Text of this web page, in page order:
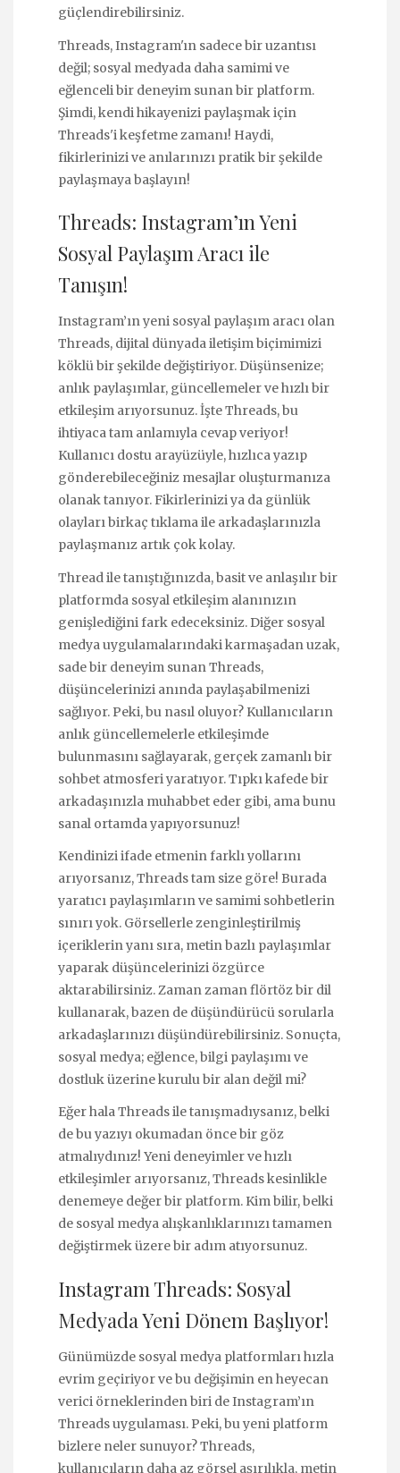
güçlendirebilirsiniz.
Threads, Instagram'ın sadece bir uzantısı
değil; sosyal medyada daha samimi ve
eğlenceli bir deneyim sunan bir platform.
Şimdi, kendi hikayenizi paylaşmak için
Threads'i keşfetme zamanı! Haydi,
fikirlerinizi ve anılarınızı pratik bir şekilde
paylaşmaya başlayın!
Threads: Instagram’ın Yeni
Sosyal Paylaşım Aracı ile
Tanışın!
Instagram’ın yeni sosyal paylaşım aracı olan
Threads, dijital dünyada iletişim biçimimizi
köklü bir şekilde değiştiriyor. Düşünsenize;
anlık paylaşımlar, güncellemeler ve hızlı bir
etkileşim arıyorsunuz. İşte Threads, bu
ihtiyaca tam anlamıyla cevap veriyor!
Kullanıcı dostu arayüzüyle, hızlıca yazıp
gönderebileceğiniz mesajlar oluşturmanıza
olanak tanıyor. Fikirlerinizi ya da günlük
olayları birkaç tıklama ile arkadaşlarınızla
paylaşmanız artık çok kolay.
Thread ile tanıştığınızda, basit ve anlaşılır bir
platformda sosyal etkileşim alanınızın
genişlediğini fark edeceksiniz. Diğer sosyal
medya uygulamalarındaki karmaşadan uzak,
sade bir deneyim sunan Threads,
düşüncelerinizi anında paylaşabilmenizi
sağlıyor. Peki, bu nasıl oluyor? Kullanıcıların
anlık güncellemelerle etkileşimde
bulunmasını sağlayarak, gerçek zamanlı bir
sohbet atmosferi yaratıyor. Tıpkı kafede bir
arkadaşınızla muhabbet eder gibi, ama bunu
sanal ortamda yapıyorsunuz!
Kendinizi ifade etmenin farklı yollarını
arıyorsanız, Threads tam size göre! Burada
yaratıcı paylaşımların ve samimi sohbetlerin
sınırı yok. Görsellerle zenginleştirilmiş
içeriklerin yanı sıra, metin bazlı paylaşımlar
yaparak düşüncelerinizi özgürce
aktarabilirsiniz. Zaman zaman flörtöz bir dil
kullanarak, bazen de düşündürücü sorularla
arkadaşlarınızı düşündürebilirsiniz. Sonuçta,
sosyal medya; eğlence, bilgi paylaşımı ve
dostluk üzerine kurulu bir alan değil mi?
Eğer hala Threads ile tanışmadıysanız, belki
de bu yazıyı okumadan önce bir göz
atmalıydınız! Yeni deneyimler ve hızlı
etkileşimler arıyorsanız, Threads kesinlikle
denemeye değer bir platform. Kim bilir, belki
de sosyal medya alışkanlıklarınızı tamamen
değiştirmek üzere bir adım atıyorsunuz.
Instagram Threads: Sosyal
Medyada Yeni Dönem Başlıyor!
Günümüzde sosyal medya platformları hızla
evrim geçiriyor ve bu değişimin en heyecan
verici örneklerinden biri de Instagram’ın
Threads uygulaması. Peki, bu yeni platform
bizlere neler sunuyor? Threads,
kullanıcıların daha az görsel aşırılıkla, metin